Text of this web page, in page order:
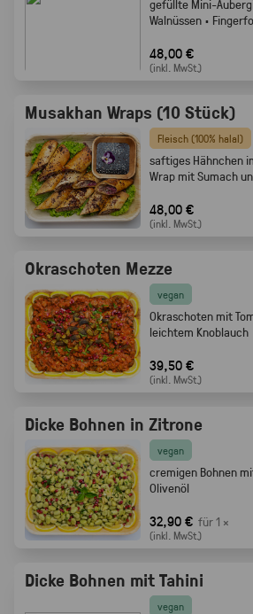
gefüllte Mini-
Walnüssen ·
48,00 €
(inkl. MwSt.)
Musakhan Wraps (10 Stück)
Fleisch (100% halal)
saftiges Hähnchen
Wrap mit Sumach
48,00 €
(inkl. MwSt.)
Okraschoten Mezze
vegan
Okraschoten mit
leichtem Knoblauch
39,50 €
(inkl. MwSt.)
Dicke Bohnen in Zitrone
vegan
cremigen Bohnen
Olivenöl
32,90 € für 1 ×
(inkl. MwSt.)
Dicke Bohnen mit Tahini
vegan